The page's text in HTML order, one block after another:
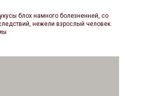
блох намного болезненней, со
нежели взрослый человек.